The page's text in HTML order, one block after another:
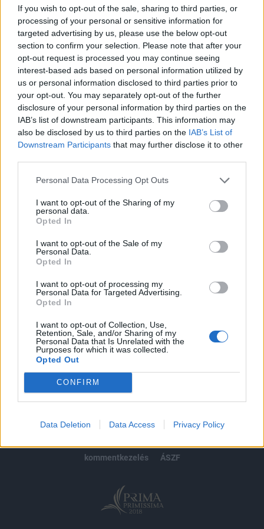
If you wish to opt-out of the sale, sharing to third parties, or
processing of your personal or sensitive information for
targeted advertising by us, please use the below opt-out
section to confirm your selection. Please note that after your
opt-out request is processed you may continue seeing
interest-based ads based on personal information utilized by
us or personal information disclosed to third parties prior to
your opt-out. You may separately opt-out of the further
disclosure of your personal information by third parties on the
IAB’s list of downstream participants. This information may
also be disclosed by us to third parties on the IAB’s List of
Downstream Participants that may further disclose it to other
Personal Data Processing Opt Outs
I want to opt-out of the Sharing of my
personal data.
Opted In
I want to opt-out of the Sale of my
Personal Data.
Opted In
I want to opt-out of processing my
Personal Data for Targeted Advertising.
Opted In
I want to opt-out of Collection, Use,
Retention, Sale, and/or Sharing of my
Personal Data that Is Unrelated with the
Purposes for which it was collected.
Opted Out
CONFIRM
Data Deletion Data Access Privacy Policy
6.4%-ra növelte a 2004-es GDP növekedési várakozását,
elsősorban a magas oljaárakra hivatkozva. Mint ismeretes,
az orosz GDP 2003-ben 7.2%-kal növekedett - szintén a
magas olajárak következtében -, s az elemzők már
korábban is visszafogottnak értékelték a hivatalos orosz
GDP előrejelzést. A legnagyobb problémát azonban...
KEDVES OLVASÓNK!
A keresett cikk a portfolio.hu hírarchívumához
Portfolio.hu teljes cikkarchívum
Kötéslisták: BÉT elmúlt 2 év napon belüli
MÁR ELŐFIZETŐNK VAGY?
© 2026 Portfolio
impresszum
jogi nyilatkozat
süti beállítások
kommentkezelés
ÁSZF